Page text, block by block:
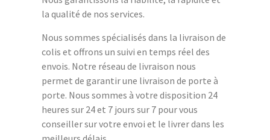
la qualité de nos services.
Nous sommes spécialisés dans la livraison de
colis et offrons un suivi en temps réel des
envois. Notre réseau de livraison nous
permet de garantir une livraison de porte à
porte. Nous sommes à votre disposition 24
heures sur 24 et 7 jours sur 7 pour vous
conseiller sur votre envoi et le livrer dans les